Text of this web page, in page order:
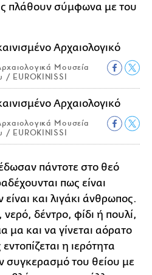
πλάθουν σύμφωνα με του
Μουσεία
/ EUROKINISSI
Μουσεία
/ EUROKINISSI
πάντοτε στο θεό
πως είναι
και λιγάκι άνθρωπος.
δέντρο, φίδι ή πουλί,
μα και να γίνεται αόρατο
η ιερότητα
συγκερασμό του θείου με